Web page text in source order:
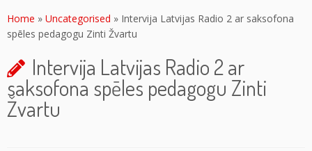
Home » Uncategorised » Intervija Latvijas Radio 2 ar saksofona
spēles pedagogu Zinti Žvartu
Intervija Latvijas Radio 2 ar
saksofona spēles pedagogu Zinti
Žvartu